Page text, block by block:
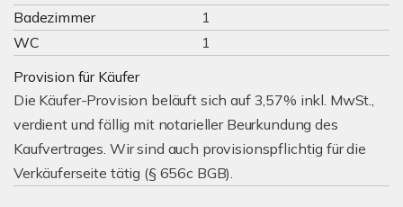
Badezimmer
1
WC
1
Provision für Käufer
Die Käufer-Provision beläuft sich auf 3,57% inkl. MwSt.,
verdient und fällig mit notarieller Beurkundung des
Kaufvertrages. Wir sind auch provisionspflichtig für die
Verkäuferseite tätig (§ 656c BGB).